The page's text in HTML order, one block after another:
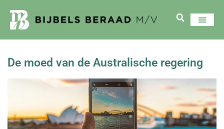
De moed van de Australische regering